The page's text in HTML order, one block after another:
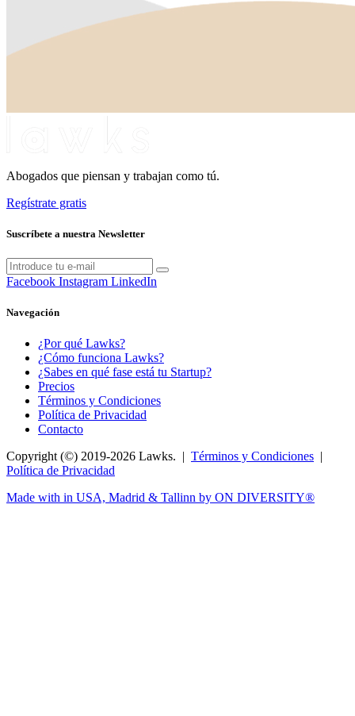
Abogados que piensan y trabajan como tú.
Regístrate gratis
Suscríbete a nuestra Newsletter
Facebook Instagram LinkedIn
Navegación
¿Por qué Lawks?
¿Cómo funciona Lawks?
¿Sabes en qué fase está tu Startup?
Precios
Términos y Condiciones
Política de Privacidad
Contacto
Copyright (©) 2019-2026 Lawks. | Términos y Condiciones |
Política de Privacidad
Made with in USA, Madrid & Tallinn by ON DIVERSITY®